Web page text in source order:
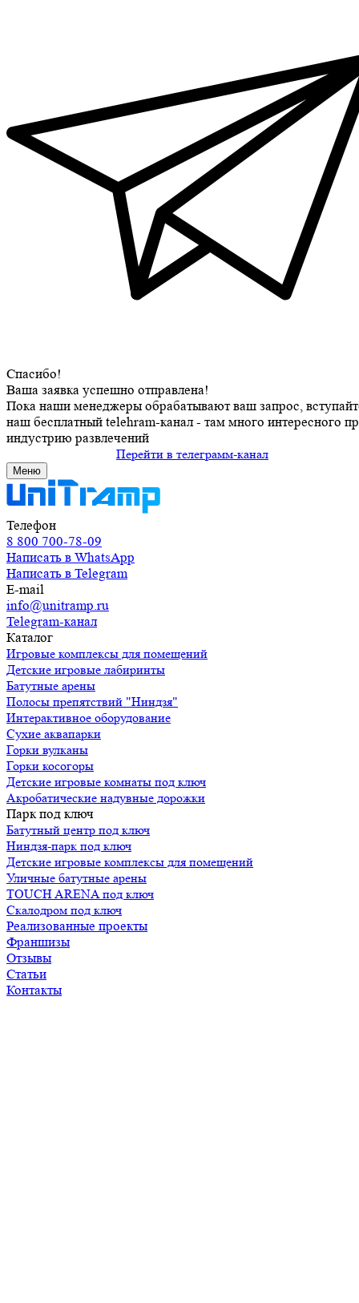
Спасибо!
Ваша заявка успешно отправлена!
Пока наши менеджеры обрабатывают ваш запрос,
наш бесплатный telehram-канал - там много интересного
индустрию развлечений
Перейти в телеграмм-канал
Меню
Телефон
8 800 700-78-09
Написать в WhatsApp
Написать в Telegram
E-mail
info@unitramp.ru
Telegram-канал
Каталог
Игровые комплексы для помещений
Детские игровые лабиринты
Батутные арены
Полосы препятствий "Ниндзя"
Интерактивное оборудование
Сухие аквапарки
Горки вулканы
Горки косогоры
Детские игровые комнаты под ключ
Акробатические надувные дорожки
Парк под ключ
Батутный центр под ключ
Ниндзя-парк под ключ
Детские игровые комплексы для помещений
Уличные батутные арены
TOUCH ARENA под ключ
Скалодром под ключ
Реализованные проекты
Франшизы
Отзывы
Статьи
Контакты